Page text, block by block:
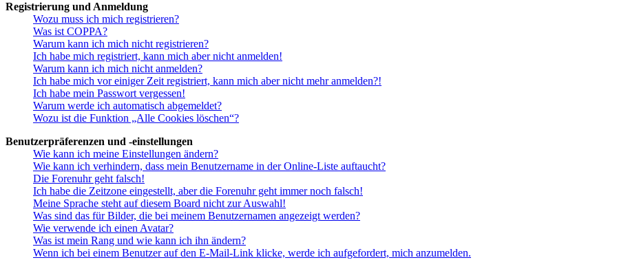
Registrierung und Anmeldung
Wozu muss ich mich registrieren?
Was ist COPPA?
Warum kann ich mich nicht registrieren?
Ich habe mich registriert, kann mich aber nicht anmelden!
Warum kann ich mich nicht anmelden?
Ich habe mich vor einiger Zeit registriert, kann mich aber nicht mehr anmelden?!
Ich habe mein Passwort vergessen!
Warum werde ich automatisch abgemeldet?
Wozu ist die Funktion „Alle Cookies löschen“?
Benutzerpräferenzen und -einstellungen
Wie kann ich meine Einstellungen ändern?
Wie kann ich verhindern, dass mein Benutzername in der Online-Liste auftaucht?
Die Forenuhr geht falsch!
Ich habe die Zeitzone eingestellt, aber die Forenuhr geht immer noch falsch!
Meine Sprache steht auf diesem Board nicht zur Auswahl!
Was sind das für Bilder, die bei meinem Benutzernamen angezeigt werden?
Wie verwende ich einen Avatar?
Was ist mein Rang und wie kann ich ihn ändern?
Wenn ich bei einem Benutzer auf den E-Mail-Link klicke, werde ich aufgefordert, mich anzumelden.